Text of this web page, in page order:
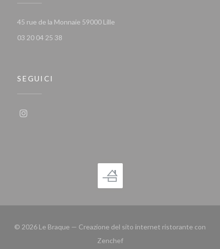
45 rue de la Monnaie 59000 Lille
03 20 04 25 38
SEGUICI
© 2026 Le Braque — Creazione del sito internet ristorante con
Zenchef((apre una nuova finestra))